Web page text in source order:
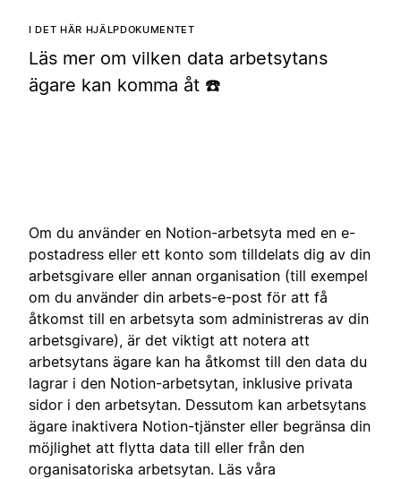
I DET HÄR HJÄLPDOKUMENTET
Läs mer om vilken data arbetsytans
ägare kan komma åt ☎️
Om du använder en Notion-arbetsyta med en e-
postadress eller ett konto som tilldelats dig av din
arbetsgivare eller annan organisation (till exempel
om du använder din arbets-e-post för att få
åtkomst till en arbetsyta som administreras av din
arbetsgivare), är det viktigt att notera att
arbetsytans ägare kan ha åtkomst till den data du
lagrar i den Notion-arbetsytan, inklusive privata
sidor i den arbetsytan. Dessutom kan arbetsytans
ägare inaktivera Notion-tjänster eller begränsa din
möjlighet att flytta data till eller från den
organisatoriska arbetsytan. Läs våra